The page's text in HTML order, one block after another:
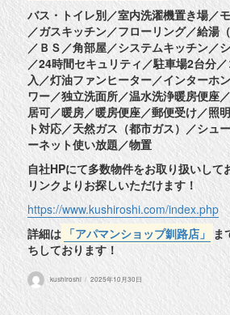
バス・トイレ別／室内洗濯機置き場／
／ガスキッチン／フローリング／給湯
／ＢＳ／角部屋／システムキッチン／
／24時間セキュリティ／駐車場2台分
入／灯油ファンヒーター／インターホ
ワー／独立洗面所／温水洗浄暖房便座
居可／暖房／暖房便座／郵便受け／照
ト対応／天然ガス（都市ガス）／シュ
ーネット使い放題／物置
自社HPにて多数物件をお取り扱いして
リンクよりお探しいただけます！
https://www.kushiroshi.com/index.php
詳細は 「アパマンショップ釧路店」 ま
ちしております！
投
kushiroshi
投
2025年10月30日